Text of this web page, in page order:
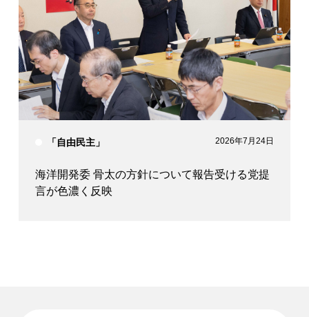
「自由民主」 2026年7月24日
海洋開発委 骨太の方針について報告受ける党提
言が色濃く反映